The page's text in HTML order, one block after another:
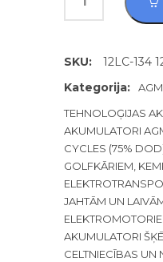
SKU:
12LC-134
Kategorija:
TEHNOLOĢIJAS
AKUMULATORI
CYCLES (75%
GOLFKĀRIEM,
JAHTĀM UN
AKUMULATORI
CELTNIECĪBAS UN